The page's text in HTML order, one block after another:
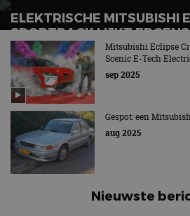
ELEKTRISCHE MITSUBISHI
SPORTBACK LIJKT
Mitsubishi Eclipse
Scenic E-Tech
sep 2025
Gespot: een
aug 2025
Nieuwste